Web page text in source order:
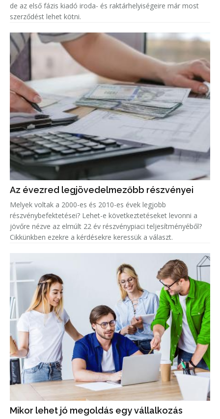
de az első fázis kiadó iroda- és raktárhelyiségeire már most
szerződést lehet kötni.
Az évezred legjövedelmezőbb részvényei
Melyek voltak a 2000-es és 2010-es évek legjobb
részvénybefektetései? Lehet-e következtetéseket levonni a
jövőre nézve az elmúlt 22 év részvénypiaci teljesítményéből?
Cikkünkben ezekre a kérdésekre keressük a választ.
Mikor lehet jó megoldás egy vállalkozás